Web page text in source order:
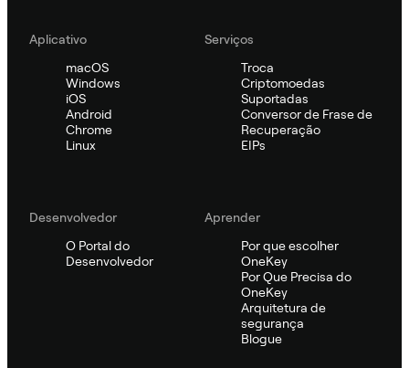
Aplicativo
macOS
Windows
iOS
Android
Chrome
Linux
Serviços
Troca
Criptomoedas
Suportadas
Conversor de Frase de
Recuperação
EIPs
Desenvolvedor
O Portal do
Desenvolvedor
Aprender
Por que escolher
OneKey
Por Que Precisa do
OneKey
Arquitetura de
segurança
Blogue